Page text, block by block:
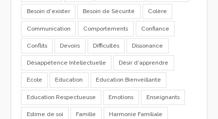
Besoin d'exister Besoin de Sécurité Colère
Communication Comportements Confiance
Conflits Devoirs Difficultés Dissonance
Désappétence Intellectuelle Désir d'apprendre
Ecole Education Education Bienveillante
Education Respectueuse Emotions Enseignants
Estime de soi Famille Harmonie Familiale